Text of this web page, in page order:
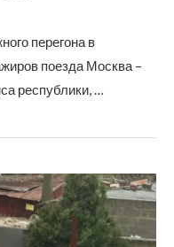
перегона в
поезда Москва –
республики, …